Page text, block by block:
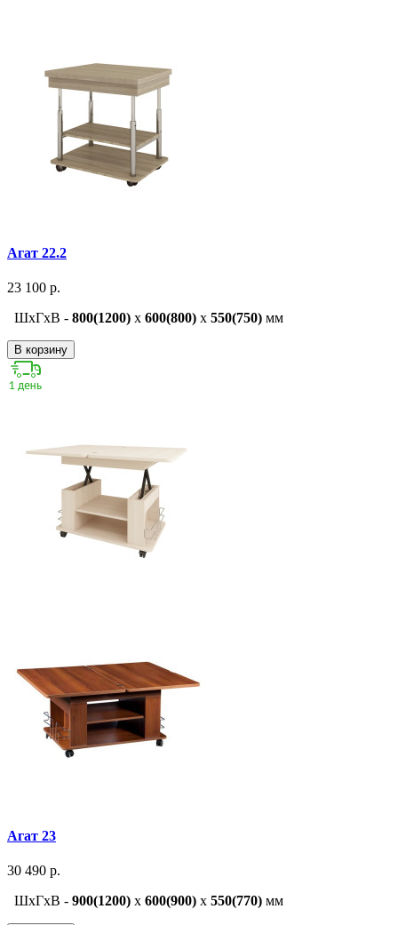
Агат 22.2
23 100 р.
ШxГxВ - 800(1200) x 600(800) x 550(750) мм
В корзину
Агат 23
30 490 р.
ШxГxВ - 900(1200) x 600(900) x 550(770) мм